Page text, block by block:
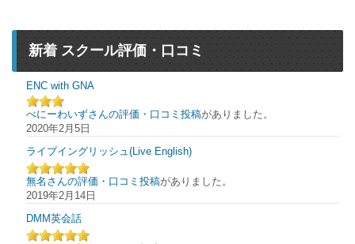
新着 スクール評価・口コミ
ENC with GNA
べにーわいずさんの評価・口コミ投稿がありました。
2020年2月5日
ライブイングリッシュ(Live English)
無名さんの評価・口コミ投稿がありました。
2019年2月14日
DMM英会話